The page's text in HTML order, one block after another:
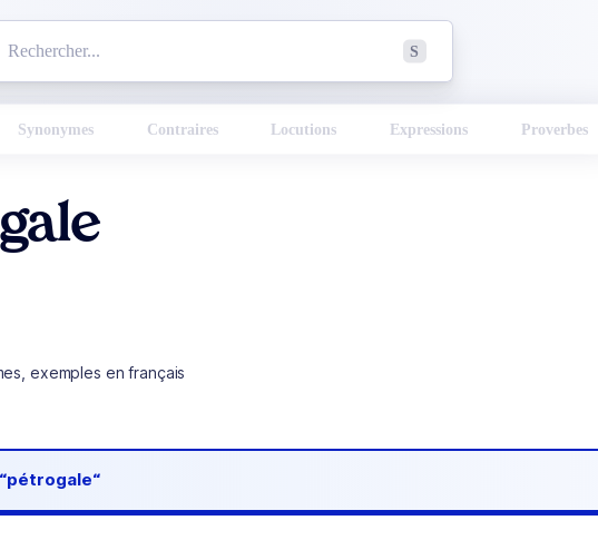
S
Synonymes Contraires Locutions Expressions Proverbes
exemples en français
“pétrogale“